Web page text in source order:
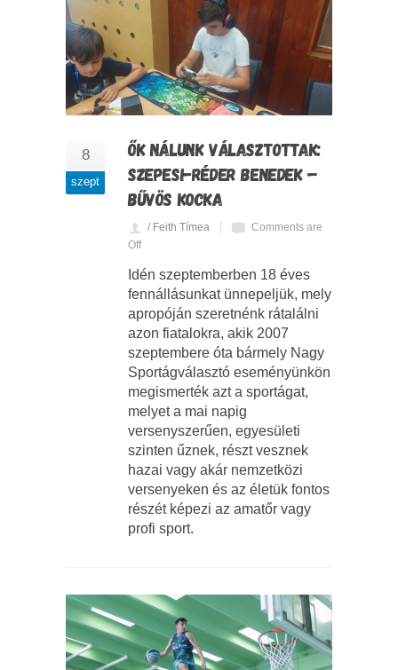
8
szept
ŐK NÁLUNK VÁLASZTOTTAK:
SZEPESI-RÉDER BENEDEK –
BŰVÖS KOCKA
/ Feith Tímea
Comments are
Off
Idén szeptemberben 18 éves
fennállásunkat ünnepeljük, mely
apropóján szeretnénk rátalálni
azon fiatalokra, akik 2007
szeptembere óta bármely Nagy
Sportágválasztó eseményünkön
megismerték azt a sportágat,
melyet a mai napig
versenyszerűen, egyesületi
szinten űznek, részt vesznek
hazai vagy akár nemzetközi
versenyeken és az életük fontos
részét képezi az amatőr vagy
profi sport.